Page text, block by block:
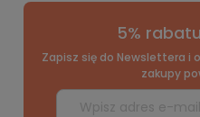
5%
Zapisz się do Newslettera i
zakupy